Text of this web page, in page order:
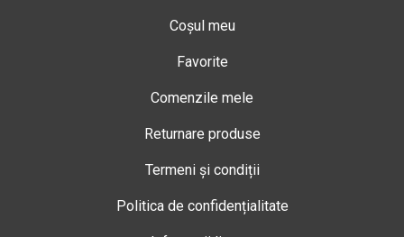
Coșul meu
Favorite
Comenzile mele
Returnare produse
Termeni și condiții
Politica de confidențialitate